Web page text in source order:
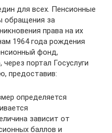
для всех. Пенсионные
обращения за
права на их
1964 года рождения
фонд,
портал Госуслуги
предоставив:
определяется
зависит от
баллов и